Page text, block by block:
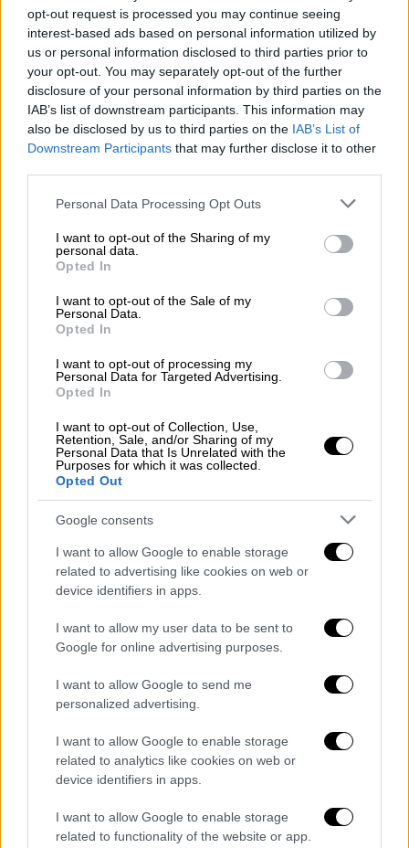
opt-out request is processed you may continue seeing
interest-based ads based on personal information utilized by
us or personal information disclosed to third parties prior to
your opt-out. You may separately opt-out of the further
disclosure of your personal information by third parties on the
IAB’s list of downstream participants. This information may
also be disclosed by us to third parties on the IAB’s List of
Downstream Participants that may further disclose it to other
Please note that this website/app uses one or more Google
not limited to your visit or usage behaviour. You may click to
grant or deny consent to Google and its third-party tags to
use your data for below specified purposes in below Google
consent section.
Personal Data Processing Opt Outs
I want to opt-out of the Sharing of my
personal data.
Opted In
I want to opt-out of the Sale of my
Personal Data.
Opted In
I want to opt-out of processing my
Personal Data for Targeted Advertising.
Opted In
I want to opt-out of Collection, Use,
Retention, Sale, and/or Sharing of my
Personal Data that Is Unrelated with the
Purposes for which it was collected.
Opted Out
Google consents
I want to allow Google to enable storage
related to advertising like cookies on web or
device identifiers in apps.
I want to allow my user data to be sent to
Google for online advertising purposes.
I want to allow Google to send me
personalized advertising.
I want to allow Google to enable storage
related to analytics like cookies on web or
device identifiers in apps.
I want to allow Google to enable storage
related to functionality of the website or app.
τραυματίστηκε καιδιακομίστηκε στο
νοσοκομείο .
ΔΙΑΒΑΣΤΕ ΕΠΙΣΗΣ
Ελλάδα|28.04.2025 07:50
Σοβαρό τροχαίο στο Περιστέρι:
Λεωφορείο συγκρούστηκε με ΙΧ -
Τρεις τραυματίες
Ελλάδα|29.04.2025 09:11
Συνελήφθη ο 17χρονος που επιτέθηκε
σε οδηγό λεωφορείου στα ΚΤΕΛ
Θεσσαλονίκης
σε έναν κοντινό φούρνο
Σύμφωνα με τον Alpha, γύρω στις 10:30 το
βράδυ, όταν ο οδηγός του λεωφορείου
επέστρεψε στο αμαξοστάσιο από τα Άνω
Λιόσια, αφού εκτέλεσε το δρομολόγιο
«Μενίδι - Ελευσίνα» δέχθηκε ξαφνικά τον
τσιμεντόλιθο στο πρόσωπο
να τραυματιστεί.
Ο οδηγός του λεωφορείουκατάφερε να μην
χάσει τον έλεγχο του οχήματός του
και
σταμάτησε -αιμόφυρτος- σε έναν κοντινό
, όπου ζήτησε τις πρώτες βοήθειες
με συνέπεια να κληθεί ασθενοφόρο του
ΕΚΑΒ και να διακομιστεί στο ΚΑΤ.
«Πήγα να λιποθυμήσω»